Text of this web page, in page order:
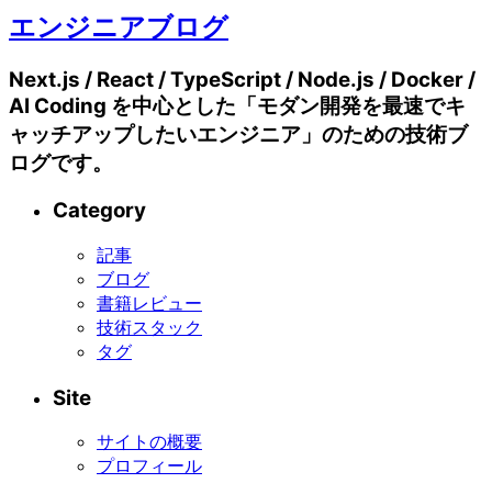
エンジニアブログ
Next.js / React / TypeScript / Node.js / Docker /
AI Coding を中心とした「モダン開発を最速でキ
ャッチアップしたいエンジニア」のための技術ブ
ログです。
Category
記事
ブログ
書籍レビュー
技術スタック
タグ
Site
サイトの概要
プロフィール